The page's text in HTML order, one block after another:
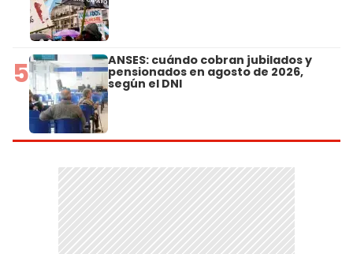
5 ANSES: cuándo cobran jubilados y
pensionados en agosto de 2026,
según el DNI